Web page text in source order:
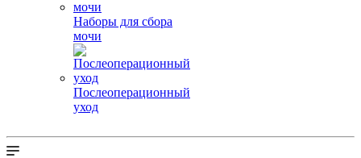
Наборы для сбора
мочи
Послеоперационный
уход